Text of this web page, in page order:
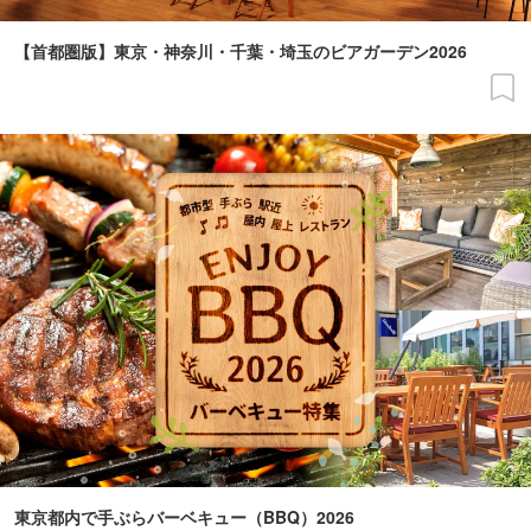
【首都圏版】東京・神奈川・千葉・埼玉のビアガーデン2026
東京都内で手ぶらバーベキュー（BBQ）2026